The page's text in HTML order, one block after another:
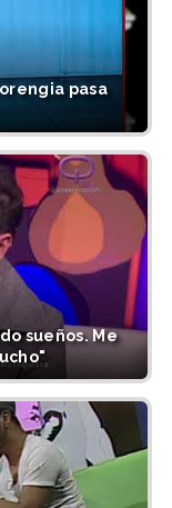
pasa
sueños. Me